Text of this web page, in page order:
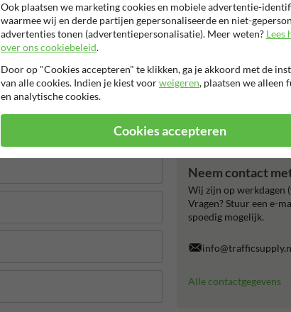
2 jaar fabrieksgarantie 99% Hufterproof TUV
Neem contact
Wij zijn op werkdagen
Vragen? Stuur een e-
spoedig mogelijk.
Alle contactgegevens
Ook plaatsen we marketing cookies en mobiele advertentie-
waarmee wij en derde partijen gepersonaliseerde en niet-
advertenties tonen (advertentiepersonalisatie). Meer weten? Lees
over ons cookiebeleid.
Door op "Cookies accepteren" te klikken, ga je akkoord met de
van alle cookies. Indien je kiest voorweigeren, plaatsen we alleen
en analytische cookies.
Cookies accepteren